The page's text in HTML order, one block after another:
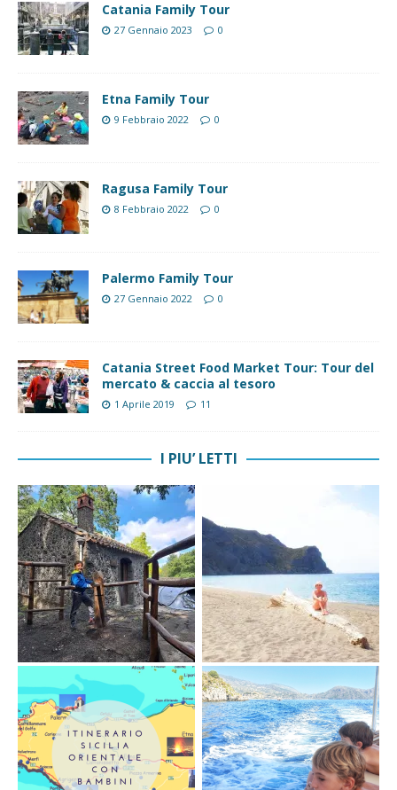
Catania Family Tour
27 Gennaio 2023 0
Etna Family Tour
9 Febbraio 2022 0
Ragusa Family Tour
8 Febbraio 2022 0
Palermo Family Tour
27 Gennaio 2022 0
Catania Street Food Market Tour: Tour del
mercato & caccia al tesoro
1 Aprile 2019 11
I PIU’ LETTI